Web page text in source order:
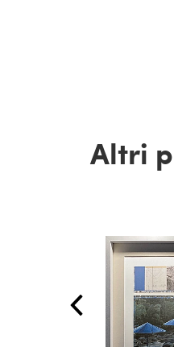
Altri